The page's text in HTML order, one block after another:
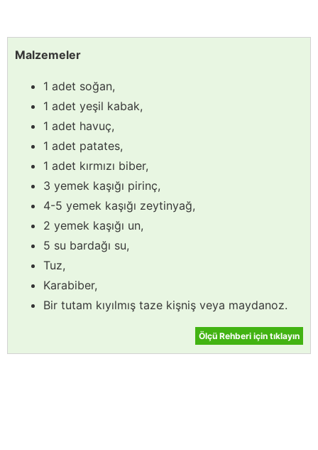
Malzemeler
1 adet soğan,
1 adet yeşil kabak,
1 adet havuç,
1 adet patates,
1 adet kırmızı biber,
3 yemek kaşığı pirinç,
4-5 yemek kaşığı zeytinyağ,
2 yemek kaşığı un,
5 su bardağı su,
Tuz,
Karabiber,
Bir tutam kıyılmış taze kişniş veya maydanoz.
Ölçü Rehberi için tıklayın